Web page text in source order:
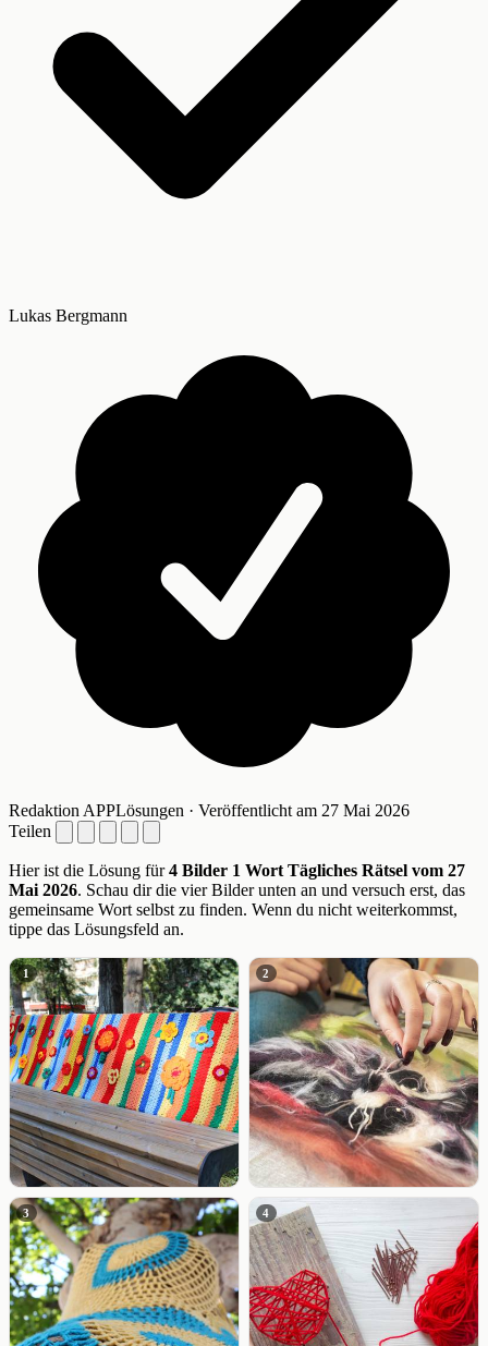
Lukas Bergmann
Redaktion APPLösungen · Veröffentlicht am 27 Mai 2026
Teilen
Hier ist die Lösung für4 Bilder 1 Wort Tägliches Rätsel vom 27
Mai 2026. Schau dir die vier Bilder unten an und versuch erst, das
gemeinsame Wort selbst zu finden. Wenn du nicht weiterkommst,
tippe das Lösungsfeld an.
1 2
3 4